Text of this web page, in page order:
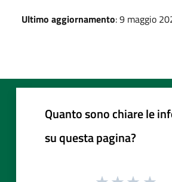
Ultimo aggiornamento: 9 maggio
Quanto sono chiare le
su questa pagina?